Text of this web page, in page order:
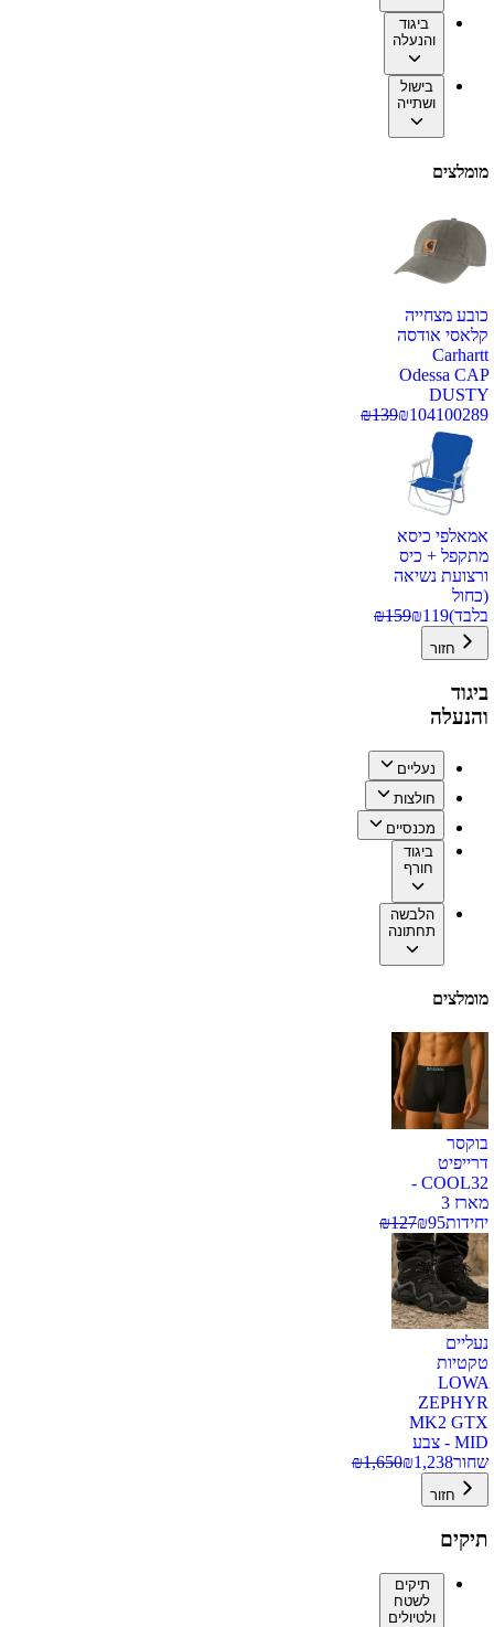
ביגוד
והנעלה
בישול
ושתייה
מומלצים
כובע מצחייה
קלאסי אודסה
Carhartt
Odessa CAP
DUSTY
100289
₪104
₪139
אמאלפי כיסא
מתקפל + כיס
ורצועת נשיאה
(כחול
בלבד)
₪119
₪159
חזור
ביגוד
והנעלה
נעליים
חולצות
מכנסיים
ביגוד
חורף
הלבשה
תחתונה
מומלצים
בוקסר
דרייפיט
COOL32 -
מארז 3
יחידות
₪95
₪127
נעליים
טקטיות
LOWA
ZEPHYR
MK2 GTX
MID - צבע
שחור
₪1,238
₪1,650
חזור
תיקים
תיקים
לשטח
ולטיולים